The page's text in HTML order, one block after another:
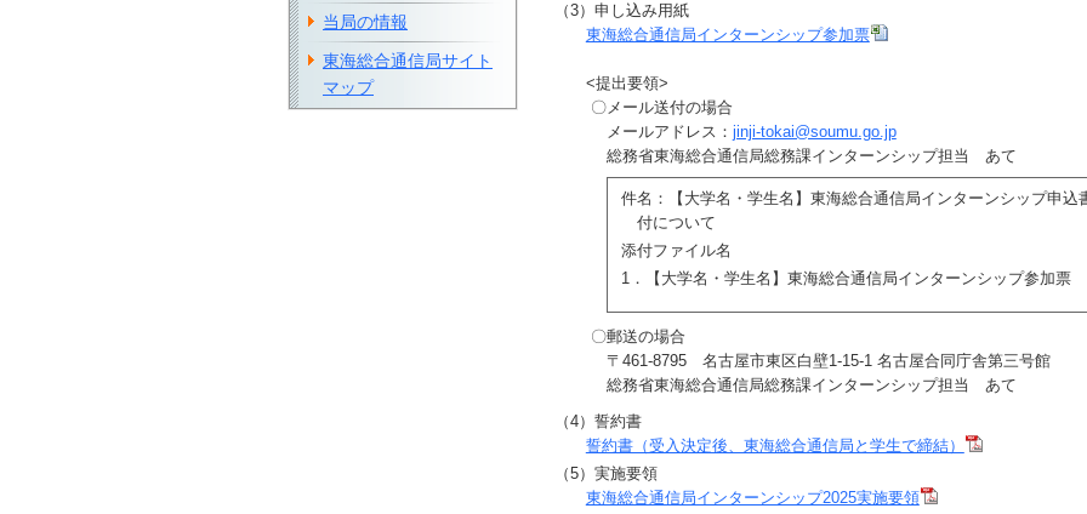
（3）申し込み用紙
東海総合通信局インターンシップ参加票
<提出要領>
〇メール送付の場合
メールアドレス： jinji-tokai@soumu.go.jp
総務省東海総合通信局総務課インターンシップ担当 あて
件名：【大学名・学生名】東海総合通信局インターンシップ申込
付について
添付ファイル名
1．【大学名・学生名】東海総合通信局インターンシップ参加票
〇郵送の場合
〒461-8795 名古屋市東区白壁1-15-1 名古屋合同庁舎第三号館
総務省東海総合通信局総務課インターンシップ担当 あて
（4）誓約書
誓約書（受入決定後、東海総合通信局と学生で締結）
（5）実施要領
東海総合通信局インターンシップ2025実施要領
当局の情報
東海総合通信局サイト
マップ